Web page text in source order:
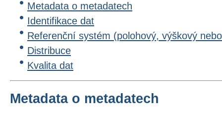
Metadata o metadatech
Identifikace dat
Referenční systém (polohový, výškový
Distribuce
Kvalita dat
Metadata o metadatech